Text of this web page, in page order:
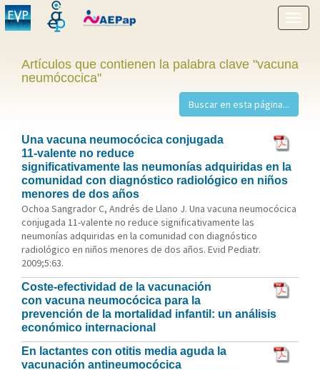
menú
Artículos que contienen la palabra clave "vacuna
neumócocica"
Una vacuna neumocócica conjugada
11-valente no reduce
significativamente las neumonías adquiridas en la
comunidad con diagnóstico radiológico en niños
menores de dos años
Ochoa Sangrador C, Andrés de Llano J. Una vacuna neumocócica
conjugada 11-valente no reduce significativamente las
neumonías adquiridas en la comunidad con diagnóstico
radiológico en niños menores de dos años. Evid Pediatr.
2009;5:63.
Coste-efectividad de la vacunación
con vacuna neumocócica para la
prevención de la mortalidad infantil: un análisis
económico internacional
En lactantes con otitis media aguda la
vacunación antineumocócica